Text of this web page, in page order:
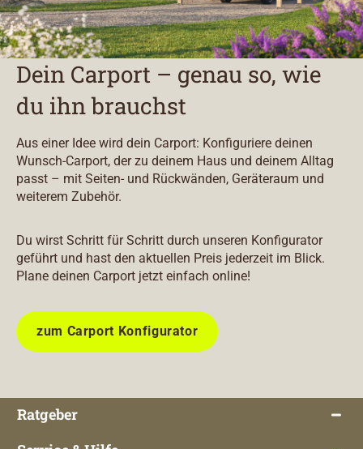
Dein Carport – genau so, wie
du ihn brauchst
Aus einer Idee wird dein Carport: Konfiguriere deinen
Wunsch-Carport, der zu deinem Haus und deinem Alltag
passt – mit Seiten- und Rückwänden, Geräteraum und
weiterem Zubehör.
Du wirst Schritt für Schritt durch unseren Konfigurator
geführt und hast den aktuellen Preis jederzeit im Blick.
Plane deinen Carport jetzt einfach online!
zum Carport Konfigurator
Ratgeber